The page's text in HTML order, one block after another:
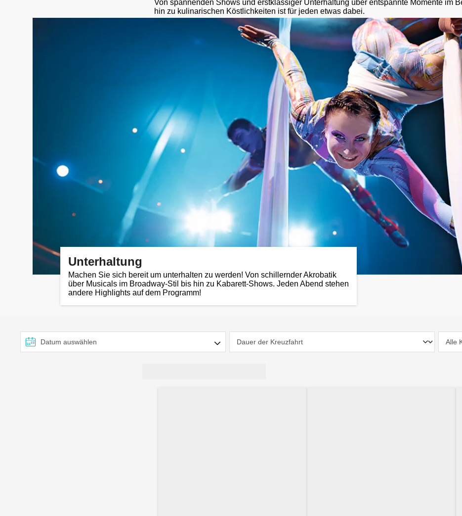
Von spannenden Shows und erstklassiger Unterhaltung über entspannte Momente im
hin zu kulinarischen Köstlichkeiten ist für jeden etwas dabei.
Unterhaltung
Machen Sie sich bereit um unterhalten zu werden! Von schillernder Akrobatik
über Musicals im Broadway-Stil bis hin zu Kabarett-Shows. Jeden Abend stehen
andere Highlights auf dem Programm!